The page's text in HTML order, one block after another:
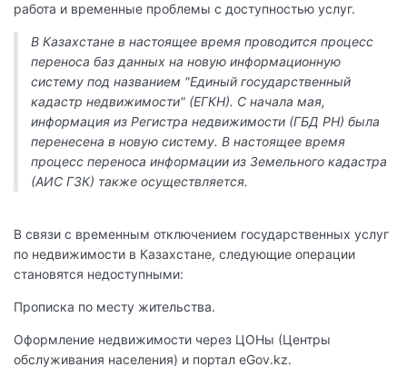
работа и временные проблемы с доступностью услуг.
В Казахстане в настоящее время проводится процесс
переноса баз данных на новую информационную
систему под названием "Единый государственный
кадастр недвижимости" (ЕГКН). С начала мая,
информация из Регистра недвижимости (ГБД РН) была
перенесена в новую систему. В настоящее время
процесс переноса информации из Земельного кадастра
(АИС ГЗК) также осуществляется.
В связи с временным отключением государственных услуг
по недвижимости в Казахстане, следующие операции
становятся недоступными:
Прописка по месту жительства.
Оформление недвижимости через ЦОНы (Центры
обслуживания населения) и портал eGov.kz.